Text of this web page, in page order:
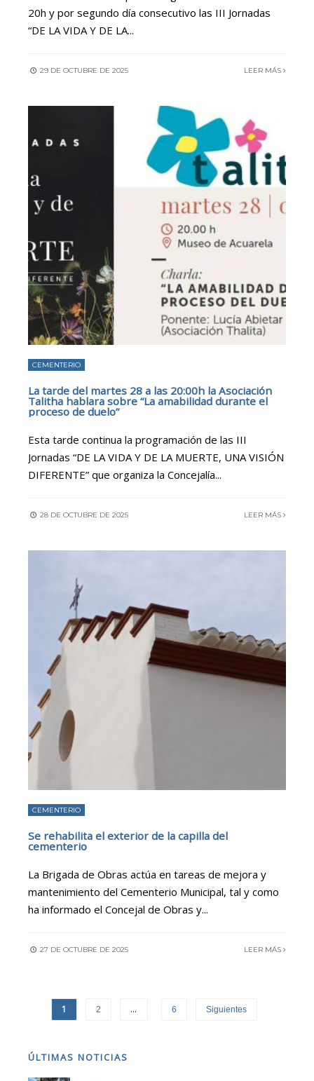
20h y por segundo día consecutivo las III Jornadas
“DE LA VIDA Y DE LA...
29 DE OCTUBRE DE 2025 LEER MÁS
CEMENTERIO
La tarde del martes 28 a las 20:00h la Asociación
Talitha hablara sobre “La amabilidad durante el
proceso de duelo”
Esta tarde continua la programación de las III
Jornadas “DE LA VIDA Y DE LA MUERTE, UNA VISIÓN
DIFERENTE” que organiza la Concejalía...
28 DE OCTUBRE DE 2025 LEER MÁS
CEMENTERIO
Se rehabilita el exterior de la capilla del
cementerio
La Brigada de Obras actúa en tareas de mejora y
mantenimiento del Cementerio Municipal, tal y como
ha informado el Concejal de Obras y...
27 DE OCTUBRE DE 2025 LEER MÁS
1 2 … 6 Siguientes
ÚLTIMAS NOTICIAS